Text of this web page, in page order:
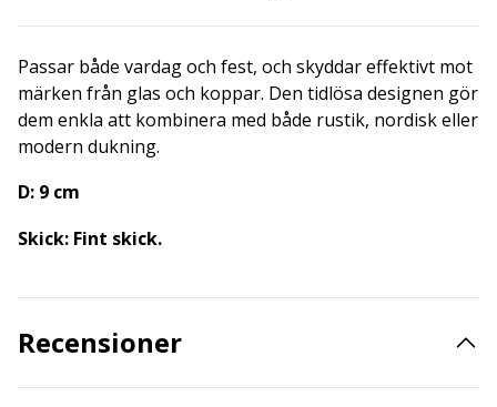
Passar både vardag och fest, och skyddar effektivt mot
märken från glas och koppar. Den tidlösa designen gör
dem enkla att kombinera med både rustik, nordisk eller
modern dukning.
D: 9 cm
Skick: Fint skick.
Recensioner